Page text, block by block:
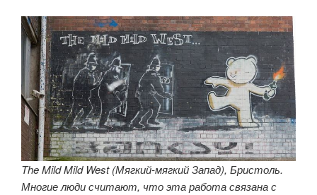
The Mild Mild West (Мягкий-мягкий Запад), Бристоль.
Многие люди считают, что эта работа связана с